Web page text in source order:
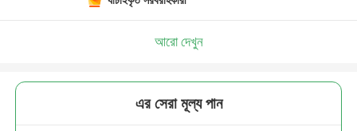
আরো দেখুন
এর সেরা মূল্য পান